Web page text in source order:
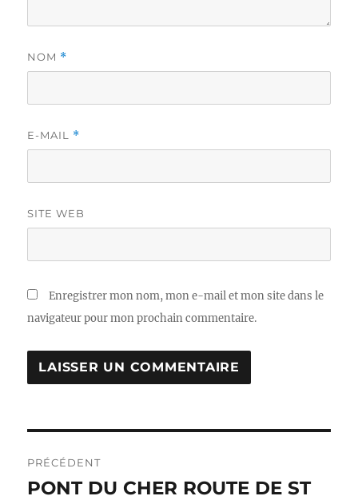
NOM *
E-MAIL *
SITE WEB
Enregistrer mon nom, mon e-mail et mon site dans le
navigateur pour mon prochain commentaire.
de
PRÉCÉDENT
Publication
PONT DU CHER ROUTE DE ST